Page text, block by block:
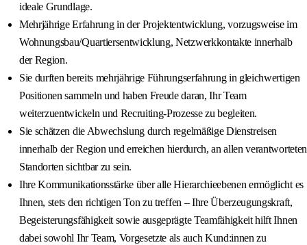
ideale Grundlage.
Mehrjährige Erfahrung in der Projektentwicklung, vorzugsweise im
Wohnungsbau/Quartiersentwicklung, Netzwerkkontakte innerhalb
der Region.
Sie durften bereits mehrjährige Führungserfahrung in gleichwertigen
Positionen sammeln und haben Freude daran, Ihr Team
weiterzuentwickeln und Recruiting-Prozesse zu begleiten.
Sie schätzen die Abwechslung durch regelmäßige Dienstreisen
innerhalb der Region und erreichen hierdurch, an allen verantworteten
Standorten sichtbar zu sein.
Ihre Kommunikationsstärke über alle Hierarchieebenen ermöglicht es
Ihnen, stets den richtigen Ton zu treffen – Ihre Überzeugungskraft,
Begeisterungsfähigkeit sowie ausgeprägte Teamfähigkeit hilft Ihnen
dabei sowohl Ihr Team, Vorgesetzte als auch Kund:innen zu